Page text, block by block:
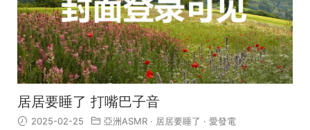
居居要睡了 打嘴巴子音
2025-02-25 亞洲ASMR · 居居要睡了 · 愛發電